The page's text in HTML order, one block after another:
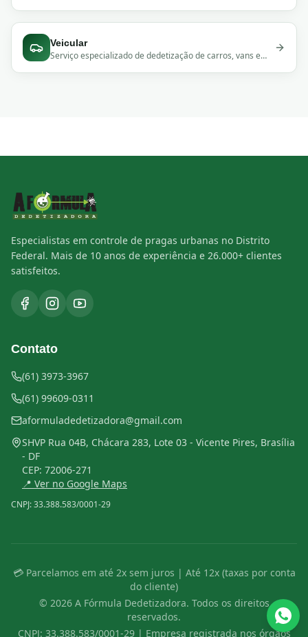
Veicular
Serviço especializado de dedetização de carros, vans e
Especialistas em controle de pragas urbanas no Distrito
Federal. Mais de 10 anos de experiência e 26.000+ clientes
satisfeitos.
Contato
(61) 3973-3967
(61) 99609-0311
aformuladedetizadora@gmail.com
SHVP Rua 04B, Chácara 283, Lote 03 - Vicente Pires, Brasília
- DF
CEP: 72006-271
📍 Ver no Google Maps
CNPJ:33.388.583/0001-29
💳 Parcelamos em até 2x sem juros | Até 12x (taxas por conta
do cliente)
© 2026A Fórmula Dedetizadora. Todos os direitos
reservados.
CNPJ: 33.388.583/0001-29| Empresa registrada nos órgãos